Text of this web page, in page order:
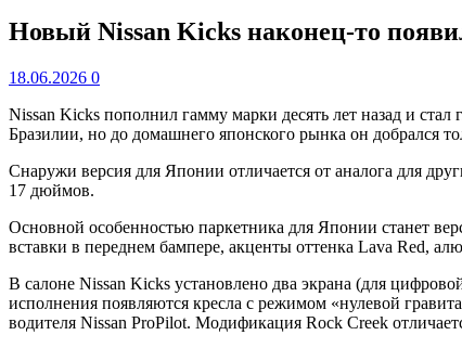
Новый Nissan Kicks наконец-то
18.06.2026 0
Nissan Kicks пополнил гамму марки десять лет назад и
Бразилии, но до домашнего японского рынка он добрался
Снаружи версия для Японии отличается от аналога для
17 дюймов.
Основной особенностью паркетника для Японии станет
вставки в переднем бампере, акценты оттенка Lava Red,
В салоне Nissan Kicks установлено два экрана (для
исполнения появляются кресла с режимом «нулевой
водителя Nissan ProPilot. Модификация Rock Creek